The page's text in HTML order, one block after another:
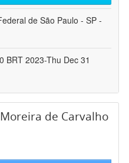
de São Paulo - SP -
BRT 2023-Thu Dec 31
de Carvalho